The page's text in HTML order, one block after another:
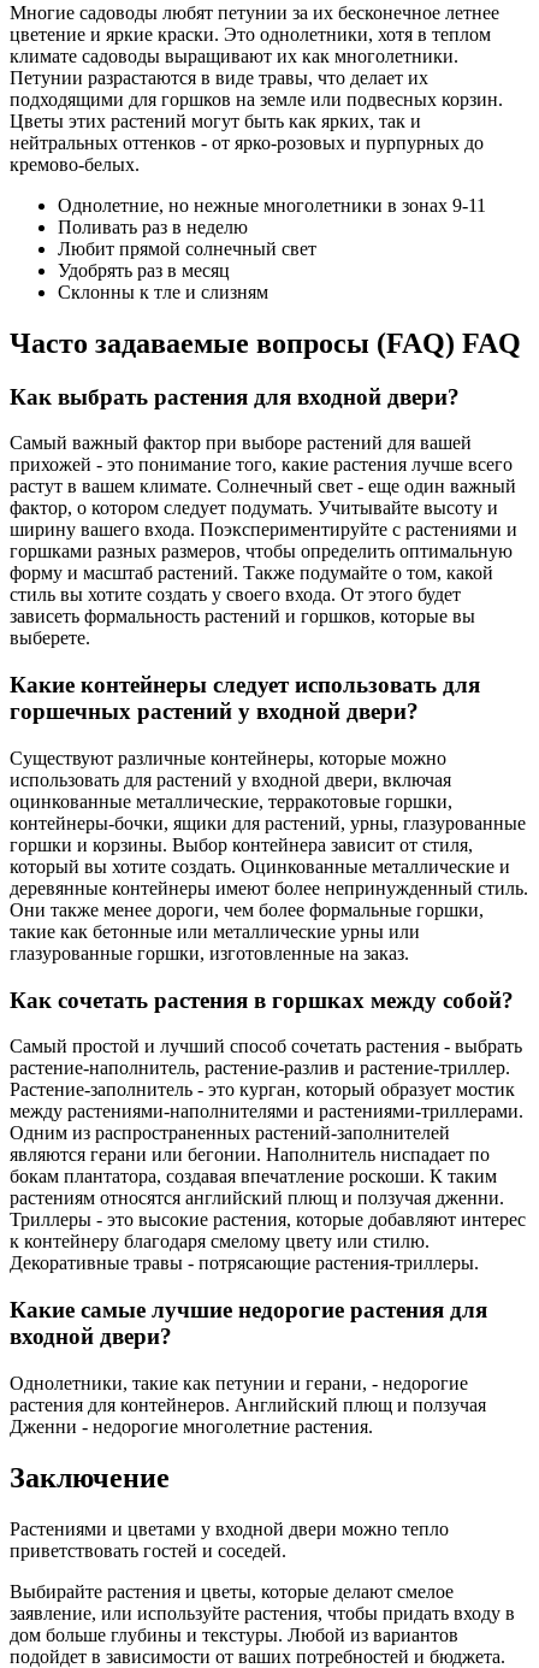
Многие садоводы любят петунии за их бесконечное летнее
цветение и яркие краски. Это однолетники, хотя в теплом
климате садоводы выращивают их как многолетники.
Петунии разрастаются в виде травы, что делает их
подходящими для горшков на земле или подвесных корзин.
Цветы этих растений могут быть как ярких, так и
нейтральных оттенков - от ярко-розовых и пурпурных до
кремово-белых.
Однолетние, но нежные многолетники в зонах 9-11
Поливать раз в неделю
Любит прямой солнечный свет
Удобрять раз в месяц
Склонны к тле и слизням
Часто задаваемые вопросы (FAQ) FAQ
Как выбрать растения для входной двери?
Самый важный фактор при выборе растений для вашей
прихожей - это понимание того, какие растения лучше всего
растут в вашем климате. Солнечный свет - еще один важный
фактор, о котором следует подумать. Учитывайте высоту и
ширину вашего входа. Поэкспериментируйте с растениями и
горшками разных размеров, чтобы определить оптимальную
форму и масштаб растений. Также подумайте о том, какой
стиль вы хотите создать у своего входа. От этого будет
зависеть формальность растений и горшков, которые вы
выберете.
Какие контейнеры следует использовать для
горшечных растений у входной двери?
Существуют различные контейнеры, которые можно
использовать для растений у входной двери, включая
оцинкованные металлические, терракотовые горшки,
контейнеры-бочки, ящики для растений, урны, глазурованные
горшки и корзины. Выбор контейнера зависит от стиля,
который вы хотите создать. Оцинкованные металлические и
деревянные контейнеры имеют более непринужденный стиль.
Они также менее дороги, чем более формальные горшки,
такие как бетонные или металлические урны или
глазурованные горшки, изготовленные на заказ.
Как сочетать растения в горшках между собой?
Самый простой и лучший способ сочетать растения - выбрать
растение-наполнитель, растение-разлив и растение-триллер.
Растение-заполнитель - это курган, который образует мостик
между растениями-наполнителями и растениями-триллерами.
Одним из распространенных растений-заполнителей
являются герани или бегонии. Наполнитель ниспадает по
бокам плантатора, создавая впечатление роскоши. К таким
растениям относятся английский плющ и ползучая дженни.
Триллеры - это высокие растения, которые добавляют интерес
к контейнеру благодаря смелому цвету или стилю.
Декоративные травы - потрясающие растения-триллеры.
Какие самые лучшие недорогие растения для
входной двери?
Однолетники, такие как петунии и герани, - недорогие
растения для контейнеров. Английский плющ и ползучая
Дженни - недорогие многолетние растения.
Заключение
Растениями и цветами у входной двери можно тепло
приветствовать гостей и соседей.
Выбирайте растения и цветы, которые делают смелое
заявление, или используйте растения, чтобы придать входу в
дом больше глубины и текстуры. Любой из вариантов
подойдет в зависимости от ваших потребностей и бюджета.